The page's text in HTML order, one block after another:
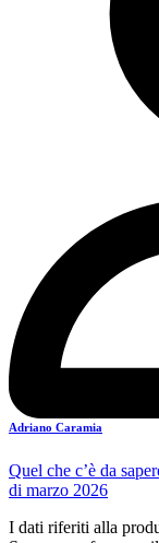
Adriano Caramia
Quel che c’è da
di marzo 2026
I dati riferiti alla